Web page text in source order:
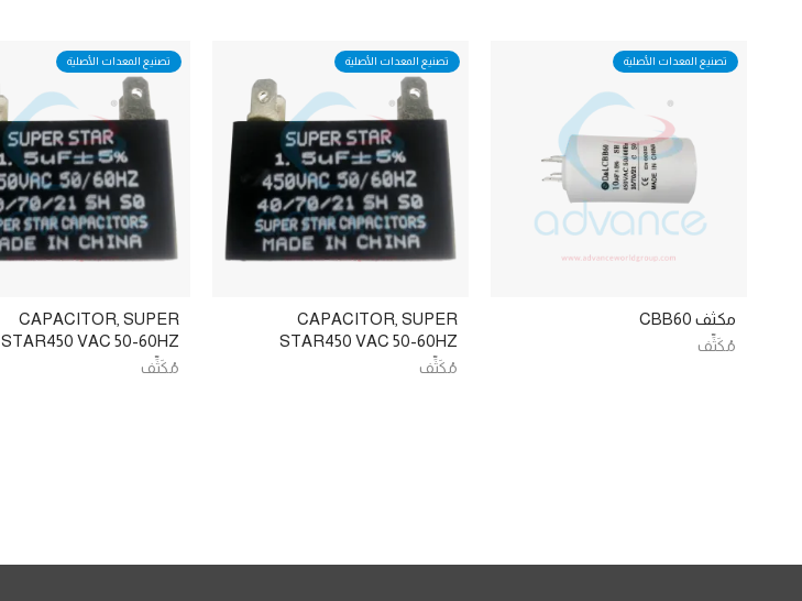
تصنيع المعدات الأصلية
مكثف CBB60
مُكَثِّف
تصنيع المعدات الأصلية
CAPACITOR, SUPER
STAR450 VAC 50-60HZ
مُكَثِّف
تصنيع المعدات الأصلية
CAPACITOR, SUPER
STAR450 VAC 50-60HZ
مُكَثِّف